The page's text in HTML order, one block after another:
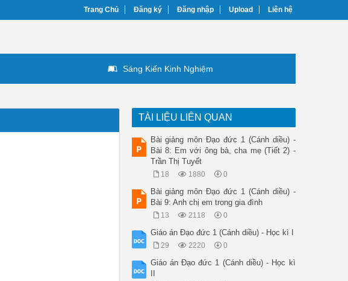
Trang Chủ Đăng ký Đăng nhập Upload Liên hệ
Sáng Kiến Kinh Nghiệm
TÀI LIỆU LIÊN QUAN
Bài giảng môn Đạo đức 1 (Cánh diều) -
Bài 8: Em với ông bà, cha mẹ (Tiết 2) -
Trần Thị Tuyết
18 1880 0
Bài giảng môn Đạo đức 1 (Cánh diều) -
Bài 9: Anh chị em trong gia đình
13 2118 0
Giáo án Đạo đức 1 (Cánh diều) - Học kì I
29 2220 0
Giáo án Đạo đức 1 (Cánh diều) - Học kì